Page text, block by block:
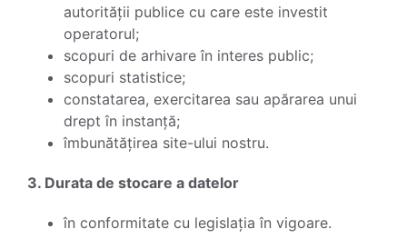
autorității publice cu care este investit
operatorul;
scopuri de arhivare în interes public;
scopuri statistice;
constatarea, exercitarea sau apărarea unui
drept în instanță;
îmbunătățirea site-ului nostru.
3. Durata de stocare a datelor
în conformitate cu legislația în vigoare.